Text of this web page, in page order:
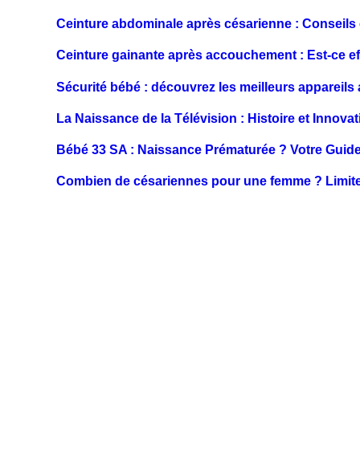
Ceinture abdominale après césarienne :
Ceinture gainante après accouchement : Est-ce
Sécurité bébé : découvrez les meilleurs
La Naissance de la Télévision : Histoire et
Bébé 33 SA : Naissance Prématurée ? Votre
Combien de césariennes pour une femme ?